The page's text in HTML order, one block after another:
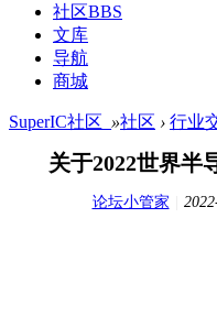
社区BBS
文库
导航
商城
SuperIC社区_ »社区 › 行业
关于2022世界半
论坛小管家